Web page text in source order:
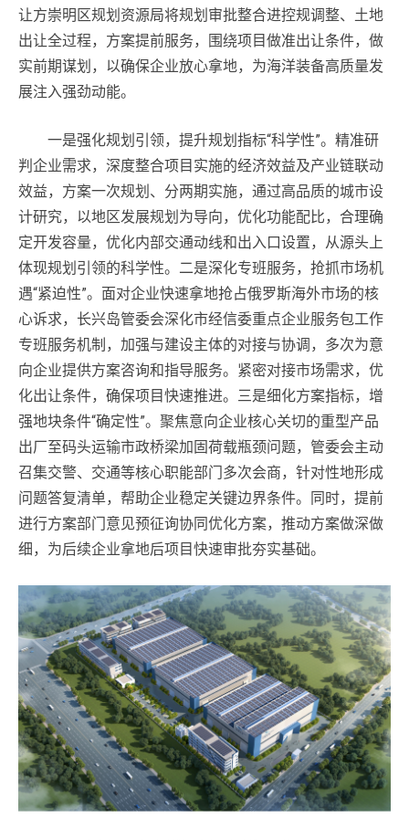
让方崇明区规划资源局将规划审批整合进控规调整、土地
出让全过程，方案提前服务，围绕项目做准出让条件，做
实前期谋划，以确保企业放心拿地，为海洋装备高质量发
展注入强劲动能。
一是强化规划引领，提升规划指标“科学性”。精准研
判企业需求，深度整合项目实施的经济效益及产业链联动
效益，方案一次规划、分两期实施，通过高品质的城市设
计研究，以地区发展规划为导向，优化功能配比，合理确
定开发容量，优化内部交通动线和出入口设置，从源头上
体现规划引领的科学性。二是深化专班服务，抢抓市场机
遇“紧迫性”。面对企业快速拿地抢占俄罗斯海外市场的核
心诉求，长兴岛管委会深化市经信委重点企业服务包工作
专班服务机制，加强与建设主体的对接与协调，多次为意
向企业提供方案咨询和指导服务。紧密对接市场需求，优
化出让条件，确保项目快速推进。三是细化方案指标，增
强地块条件“确定性”。聚焦意向企业核心关切的重型产品
出厂至码头运输市政桥梁加固荷载瓶颈问题，管委会主动
召集交警、交通等核心职能部门多次会商，针对性地形成
问题答复清单，帮助企业稳定关键边界条件。同时，提前
进行方案部门意见预征询协同优化方案，推动方案做深做
细，为后续企业拿地后项目快速审批夯实基础。